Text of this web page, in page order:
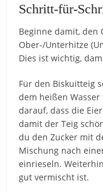
Schritt-für-
Beginne damit, den
Ober-/Unterhitze
Dies ist wichtig,
Für den Biskuitteig
dem heißen
darauf, dass die
damit der Teig
du den Zucker mit
Mischung nach
einrieseln.
gut vermischt ist.